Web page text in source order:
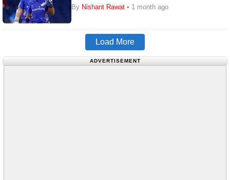
By Nishant Rawat • 1 month ago
Load More
ADVERTISEMENT